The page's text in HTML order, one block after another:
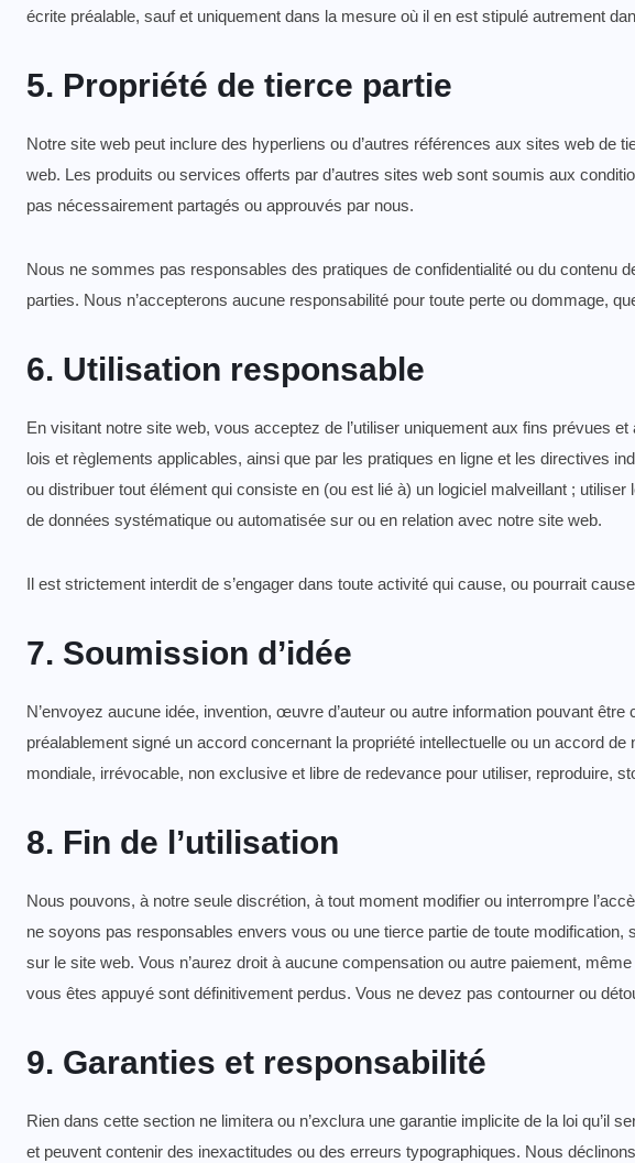
écrite préalable, sauf et uniquement dans la mesure où il en est stipulé autrement
5. Propriété de tierce partie
Notre site web peut inclure des hyperliens ou d’autres références aux sites web
web. Les produits ou services offerts par d’autres sites web sont soumis aux
pas nécessairement partagés ou approuvés par nous.
Nous ne sommes pas responsables des pratiques de confidentialité ou du contenu
parties. Nous n’accepterons aucune responsabilité pour toute perte ou dommage,
6. Utilisation responsable
En visitant notre site web, vous acceptez de l’utiliser uniquement aux fins prévues
lois et règlements applicables, ainsi que par les pratiques en ligne et les directives
ou distribuer tout élément qui consiste en (ou est lié à) un logiciel malveillant ;
de données systématique ou automatisée sur ou en relation avec notre site web.
Il est strictement interdit de s’engager dans toute activité qui cause, ou pourrait
7. Soumission d’idée
N’envoyez aucune idée, invention, œuvre d’auteur ou autre information pouvant
préalablement signé un accord concernant la propriété intellectuelle ou un accord
mondiale, irrévocable, non exclusive et libre de redevance pour utiliser, reproduire,
8. Fin de l’utilisation
Nous pouvons, à notre seule discrétion, à tout moment modifier ou interrompre
ne soyons pas responsables envers vous ou une tierce partie de toute
sur le site web. Vous n’aurez droit à aucune compensation ou autre paiement,
vous êtes appuyé sont définitivement perdus. Vous ne devez pas contourner ou
9. Garanties et responsabilité
Rien dans cette section ne limitera ou n’exclura une garantie implicite de la loi qu’il
et peuvent contenir des inexactitudes ou des erreurs typographiques. Nous